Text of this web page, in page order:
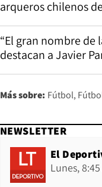
arqueros chilenos
“El gran nombre de
destacan a Javier
Más sobre: Fútbol
NEWSLETTER
El
Lunes, 8:45